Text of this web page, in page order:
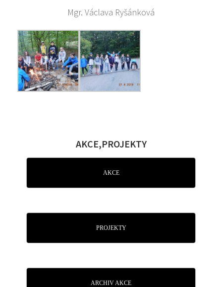
Mgr. Václava Ryšánková
AKCE,PROJEKTY
AKCE
PROJEKTY
ARCHIV AKCE